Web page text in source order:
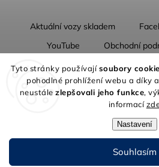
Tyto stránky používajísoubory
pohodlné prohlížení webu a díky
neustálezlepšovali jeho funkce,
informací
Nastavení
Souhlasím
Aktuální vozy skladem
YouTube
Obchodní
O nás
Copyright 2026Blue Rent | Na cestách